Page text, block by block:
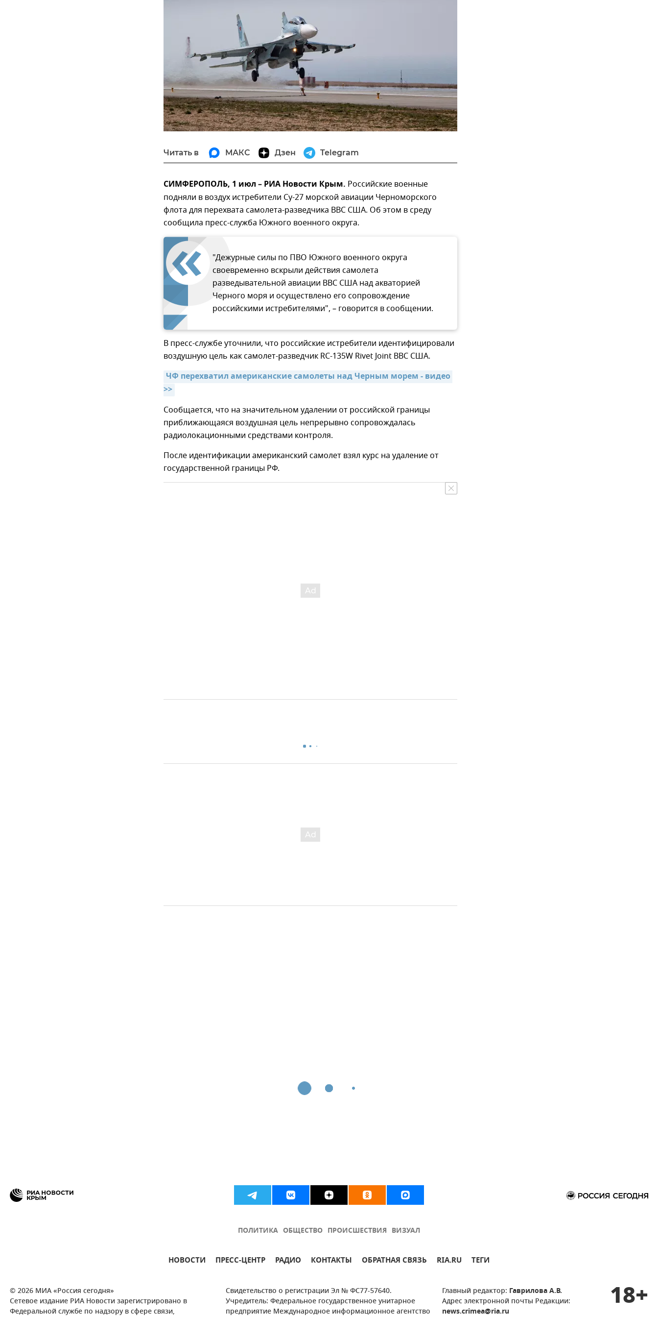
Читать в МАКС Дзен Telegram
СИМФЕРОПОЛЬ, 1 июл – РИА Новости Крым. Российские военные
подняли в воздух истребители Су-27 морской авиации Черноморского
флота для перехвата самолета-разведчика ВВС США. Об этом в среду
сообщила пресс-служба Южного военного округа.
"Дежурные силы по ПВО Южного военного округа
своевременно вскрыли действия самолета
разведывательной авиации ВВС США над акваторией
Черного моря и осуществлено его сопровождение
российскими истребителями", – говорится в сообщении.
В пресс-службе уточнили, что российские истребители идентифицировали
воздушную цель как самолет-разведчик RC-135W Rivet Joint ВВС США.
ЧФ перехватил американские самолеты над Черным морем - видео
>>
Сообщается, что на значительном удалении от российской границы
приближающаяся воздушная цель непрерывно сопровождалась
радиолокационными средствами контроля.
После идентификации американский самолет взял курс на удаление от
государственной границы РФ.
ПОЛИТИКА ОБЩЕСТВО ПРОИСШЕСТВИЯ ВИЗУАЛ
НОВОСТИ ПРЕСС-ЦЕНТР РАДИО КОНТАКТЫ ОБРАТНАЯ СВЯЗЬ RIA.RU ТЕГИ
© 2026 МИА «Россия сегодня»
Сетевое издание РИА Новости зарегистрировано в
Федеральной службе по надзору в сфере связи,
Свидетельство о регистрации Эл № ФС77-57640.
Учредитель: Федеральное государственное унитарное
предприятие Международное информационное агентство
Главный редактор: Гаврилова А.В.
Адрес электронной почты Редакции:
news.crimea@ria.ru
18+